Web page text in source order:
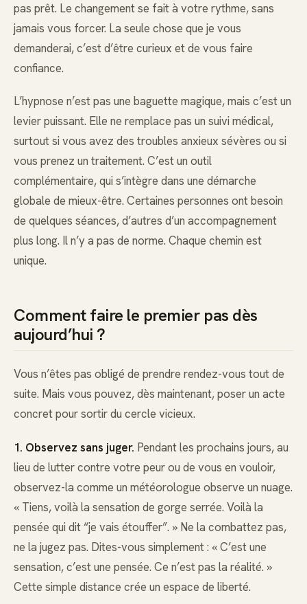
pas prêt. Le changement se fait à votre rythme, sans
jamais vous forcer. La seule chose que je vous
demanderai, c’est d’être curieux et de vous faire
confiance.
L’hypnose n’est pas une baguette magique, mais c’est un
levier puissant. Elle ne remplace pas un suivi médical,
surtout si vous avez des troubles anxieux sévères ou si
vous prenez un traitement. C’est un outil
complémentaire, qui s’intègre dans une démarche
globale de mieux-être. Certaines personnes ont besoin
de quelques séances, d’autres d’un accompagnement
plus long. Il n’y a pas de norme. Chaque chemin est
unique.
Comment faire le premier pas dès
aujourd’hui ?
Vous n’êtes pas obligé de prendre rendez-vous tout de
suite. Mais vous pouvez, dès maintenant, poser un acte
concret pour sortir du cercle vicieux.
1. Observez sans juger. Pendant les prochains jours, au
lieu de lutter contre votre peur ou de vous en vouloir,
observez-la comme un météorologue observe un nuage.
« Tiens, voilà la sensation de gorge serrée. Voilà la
pensée qui dit “je vais étouffer”. » Ne la combattez pas,
ne la jugez pas. Dites-vous simplement : « C’est une
sensation, c’est une pensée. Ce n’est pas la réalité. »
Cette simple distance crée un espace de liberté.